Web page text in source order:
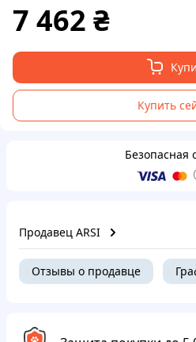
7 462 ₴
Купить
Безопасная
Продавец ARSI
Отзывы о продавце